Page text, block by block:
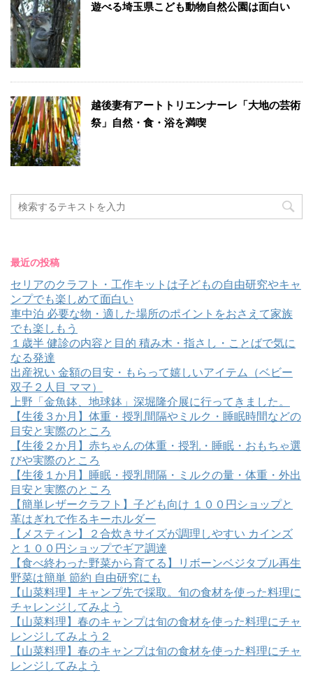
遊べる埼玉県こども動物自然公園は面白い
越後妻有アートトリエンナーレ「大地の芸術
祭」自然・食・浴を満喫
最近の投稿
セリアのクラフト・工作キットは子どもの自由研究やキャ
ンプでも楽しめて面白い
車中泊 必要な物・適した場所のポイントをおさえて家族
でも楽しもう
１歳半 健診の内容と目的 積み木・指さし・ことばで気に
なる発達
出産祝い 金額の目安・もらって嬉しいアイテム（ベビー
双子２人目 ママ）
上野「金魚鉢、地球鉢」深堀隆介展に行ってきました。
【生後３か月】体重・授乳間隔やミルク・睡眠時間などの
目安と実際のところ
【生後２か月】赤ちゃんの体重・授乳・睡眠・おもちゃ選
びや実際のところ
【生後１か月】睡眠・授乳間隔・ミルクの量・体重・外出
目安と実際のところ
【簡単レザークラフト】子ども向け １００円ショップと
革はぎれで作るキーホルダー
【メスティン】２合炊きサイズが調理しやすい カインズ
と１００円ショップでギア調達
【食べ終わった野菜から育てる】リボーンベジタブル再生
野菜は簡単 節約 自由研究にも
【山菜料理】キャンプ先で採取。旬の食材を使った料理に
チャレンジしてみよう
【山菜料理】春のキャンプは旬の食材を使った料理にチャ
レンジしてみよう２
【山菜料理】春のキャンプは旬の食材を使った料理にチャ
レンジしてみよう